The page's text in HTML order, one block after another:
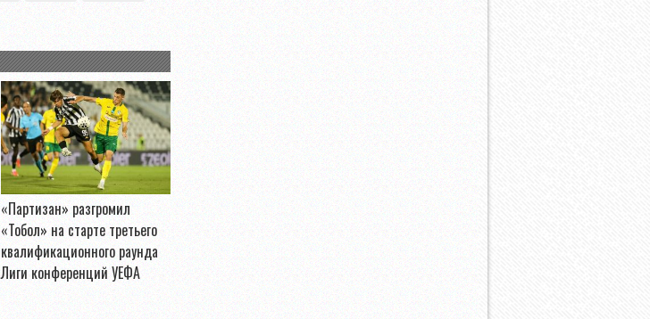
«Партизан» разгромил
«Тобол» на старте третьего
квалификационного раунда
Лиги конференций УЕФА